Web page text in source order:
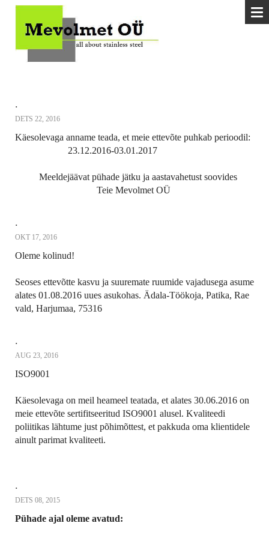
.
DETS 22, 2016
Käesolevaga anname teada, et meie ettevõte puhkab perioodil:
23.12.2016-03.01.2017
Meeldejäävat pühade jätku ja aastavahetust soovides
Teie Mevolmet OÜ
.
OKT 17, 2016
Oleme kolinud!
Seoses ettevõtte kasvu ja suuremate ruumide vajadusega asume
alates 01.08.2016 uues asukohas. Ädala-Töökoja, Patika, Rae
vald, Harjumaa, 75316
.
AUG 23, 2016
ISO9001
Käesolevaga on meil heameel teatada, et alates 30.06.2016 on
meie ettevõte sertifitseeritud ISO9001 alusel. Kvaliteedi
poliitikas lähtume just põhimõttest, et pakkuda oma klientidele
ainult parimat kvaliteeti.
.
DETS 08, 2015
Pühade ajal oleme avatud: